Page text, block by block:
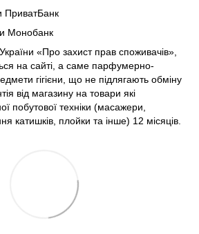
ПриватБанк
Монобанк
«Про захист прав споживачів»,
на сайті, а саме парфумерно-
гігієни, що не підлягають обміну
від магазину на товари які
побутової техніки (масажери,
катишків, плойки та інше) 12 місяців.